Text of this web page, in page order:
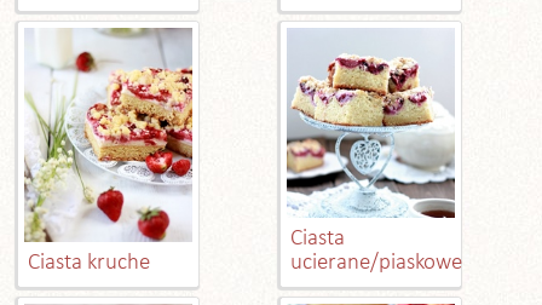
Ciasta kruche
Ciasta
ucierane/piaskowe